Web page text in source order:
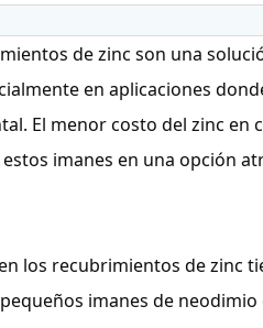
de zinc son una
en aplicaciones
El menor costo del zinc en
imanes en una opción
los recubrimientos de zinc
imanes de